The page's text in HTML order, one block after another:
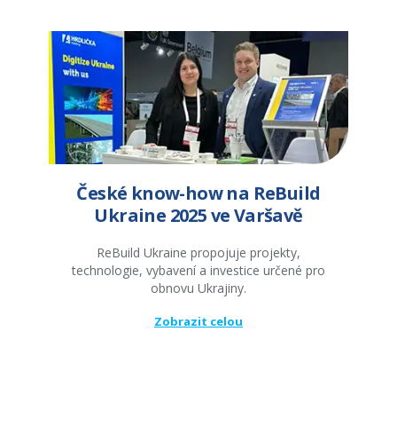
České know-how na ReBuild
Ukraine 2025 ve Varšavě
ReBuild Ukraine propojuje projekty,
technologie, vybavení a investice určené pro
obnovu Ukrajiny.
Zobrazit celou